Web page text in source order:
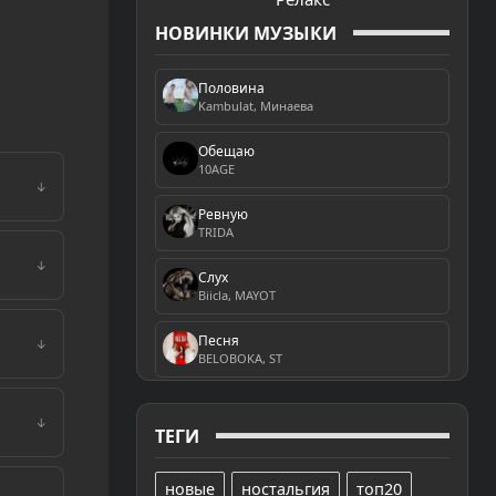
НОВИНКИ МУЗЫКИ
Половина
Kambulat, Минаева
Обещаю
10AGE
Ревную
TRIDA
Слух
Biicla, MAYOT
Песня
BELOBOKA, ST
ТЕГИ
новые ностальгия топ20
↓
↓
↓
↓